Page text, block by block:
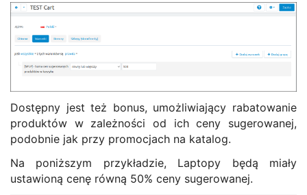
Dostępny jest też bonus, umożliwiający rabatowanie
produktów w zależności od ich ceny sugerowanej,
podobnie jak przy promocjach na katalog.
Na poniższym przykładzie, Laptopy będą miały
ustawioną cenę równą 50% ceny sugerowanej.